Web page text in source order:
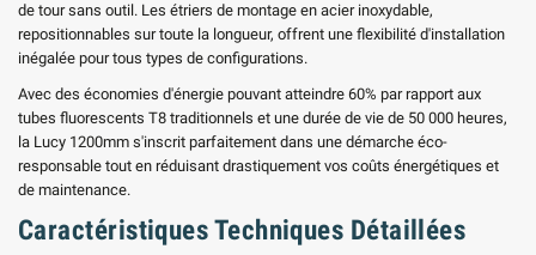
de tour sans outil. Les étriers de montage en acier inoxydable,
repositionnables sur toute la longueur, offrent une flexibilité d'installation
inégalée pour tous types de configurations.
Avec des économies d'énergie pouvant atteindre 60% par rapport aux
tubes fluorescents T8 traditionnels et une durée de vie de 50 000 heures,
la Lucy 1200mm s'inscrit parfaitement dans une démarche éco-
responsable tout en réduisant drastiquement vos coûts énergétiques et
de maintenance.
Caractéristiques Techniques Détaillées